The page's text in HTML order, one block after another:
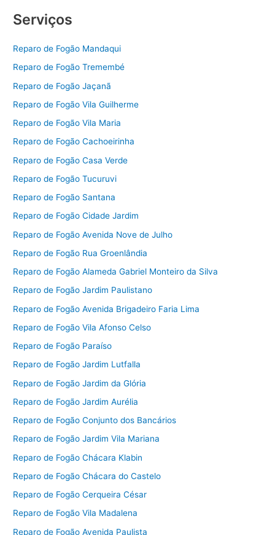
Serviços
Reparo de Fogão Mandaqui
Reparo de Fogão Tremembé
Reparo de Fogão Jaçanã
Reparo de Fogão Vila Guilherme
Reparo de Fogão Vila Maria
Reparo de Fogão Cachoeirinha
Reparo de Fogão Casa Verde
Reparo de Fogão Tucuruvi
Reparo de Fogão Santana
Reparo de Fogão Cidade Jardim
Reparo de Fogão Avenida Nove de Julho
Reparo de Fogão Rua Groenlândia
Reparo de Fogão Alameda Gabriel Monteiro da Silva
Reparo de Fogão Jardim Paulistano
Reparo de Fogão Avenida Brigadeiro Faria Lima
Reparo de Fogão Vila Afonso Celso
Reparo de Fogão Paraíso
Reparo de Fogão Jardim Lutfalla
Reparo de Fogão Jardim da Glória
Reparo de Fogão Jardim Aurélia
Reparo de Fogão Conjunto dos Bancários
Reparo de Fogão Jardim Vila Mariana
Reparo de Fogão Chácara Klabin
Reparo de Fogão Chácara do Castelo
Reparo de Fogão Cerqueira César
Reparo de Fogão Vila Madalena
Reparo de Fogão Avenida Paulista